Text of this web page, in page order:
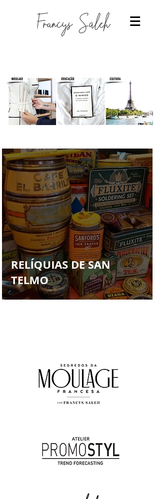
Designer de moda
-Estudantes de
-Trabalhar com
-Estudar Moda
Francys Saleh
RELÍQUIAS DE SAN
TELMO